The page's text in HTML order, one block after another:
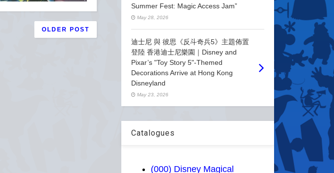
OLDER POST
Summer Fest: Magic Access Jam”
May 28, 2026
迪士尼 與 彼思《反斗奇兵5》主題佈置
登陸 香港迪士尼樂園｜Disney and
Pixar’s "Toy Story 5"-Themed
Decorations Arrive at Hong Kong
Disneyland
May 23, 2026
Catalogues
(000) Disney Magical